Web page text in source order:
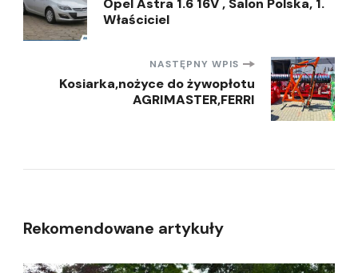
wpisu
Opel Astra 1.6 16V , Salon Polska, 1.
Właściciel
NASTĘPNY WPIS
Kosiarka,nożyce do żywopłotu
AGRIMASTER,FERRI
Rekomendowane artykuły